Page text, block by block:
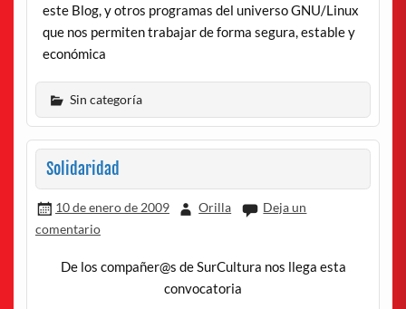
este Blog, y otros programas del universo GNU/Linux
que nos permiten trabajar de forma segura, estable y
económica
Sin categoría
Solidaridad
10 de enero de 2009 Orilla
Deja un
comentario
De los compañer@s de SurCultura nos llega esta
convocatoria